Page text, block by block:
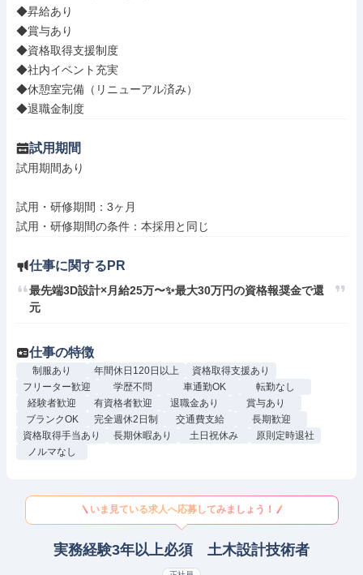
◆昇給あり
◆賞与あり
◆資格取得支援制度
◆社内イベント充実
◆休憩室完備（リニューアル済み）
◆退職金制度
試用期間
試用期間あり
試用・研修期間：3ヶ月
仕事に関するPR
最先端3D設計×月給25万〜✨最大30万円の資格報奨金で還
元
仕事の特徴
制服あり 年間休日120日以上
資格取得支援あり
フリーター歓迎
学歴不問 車通勤OK
転勤なし
経験者歓迎
有資格者歓迎 退職金あり
賞与あり
ブランクOK
完全週休2日制 交通費支給
長期歓迎
資格取得手当あり
長期休暇あり 土日祝休み
原則定時退社
ノルマなし
いま見ている求人へ応募してみましょう！
実務経験3年以上必須 土木設計技術者